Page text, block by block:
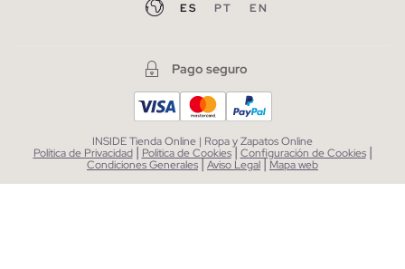
ES PT EN
Pago seguro
INSIDE Tienda Online | Ropa y Zapatos Online
Política de Privacidad | Política de Cookies| Configuración de Cookies |
Condiciones Generales|Aviso Legal| Mapa web